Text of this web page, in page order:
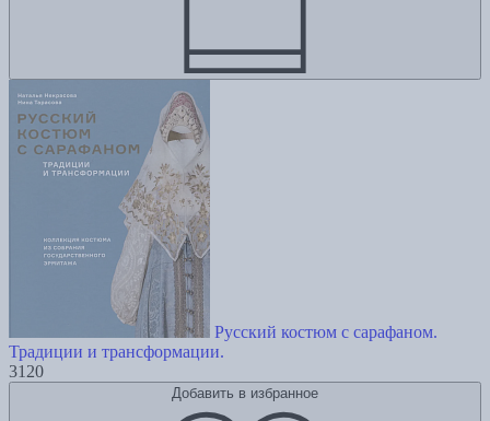
Русский костюм с сарафаном.
Традиции и трансформации.
3120
Добавить в избранное